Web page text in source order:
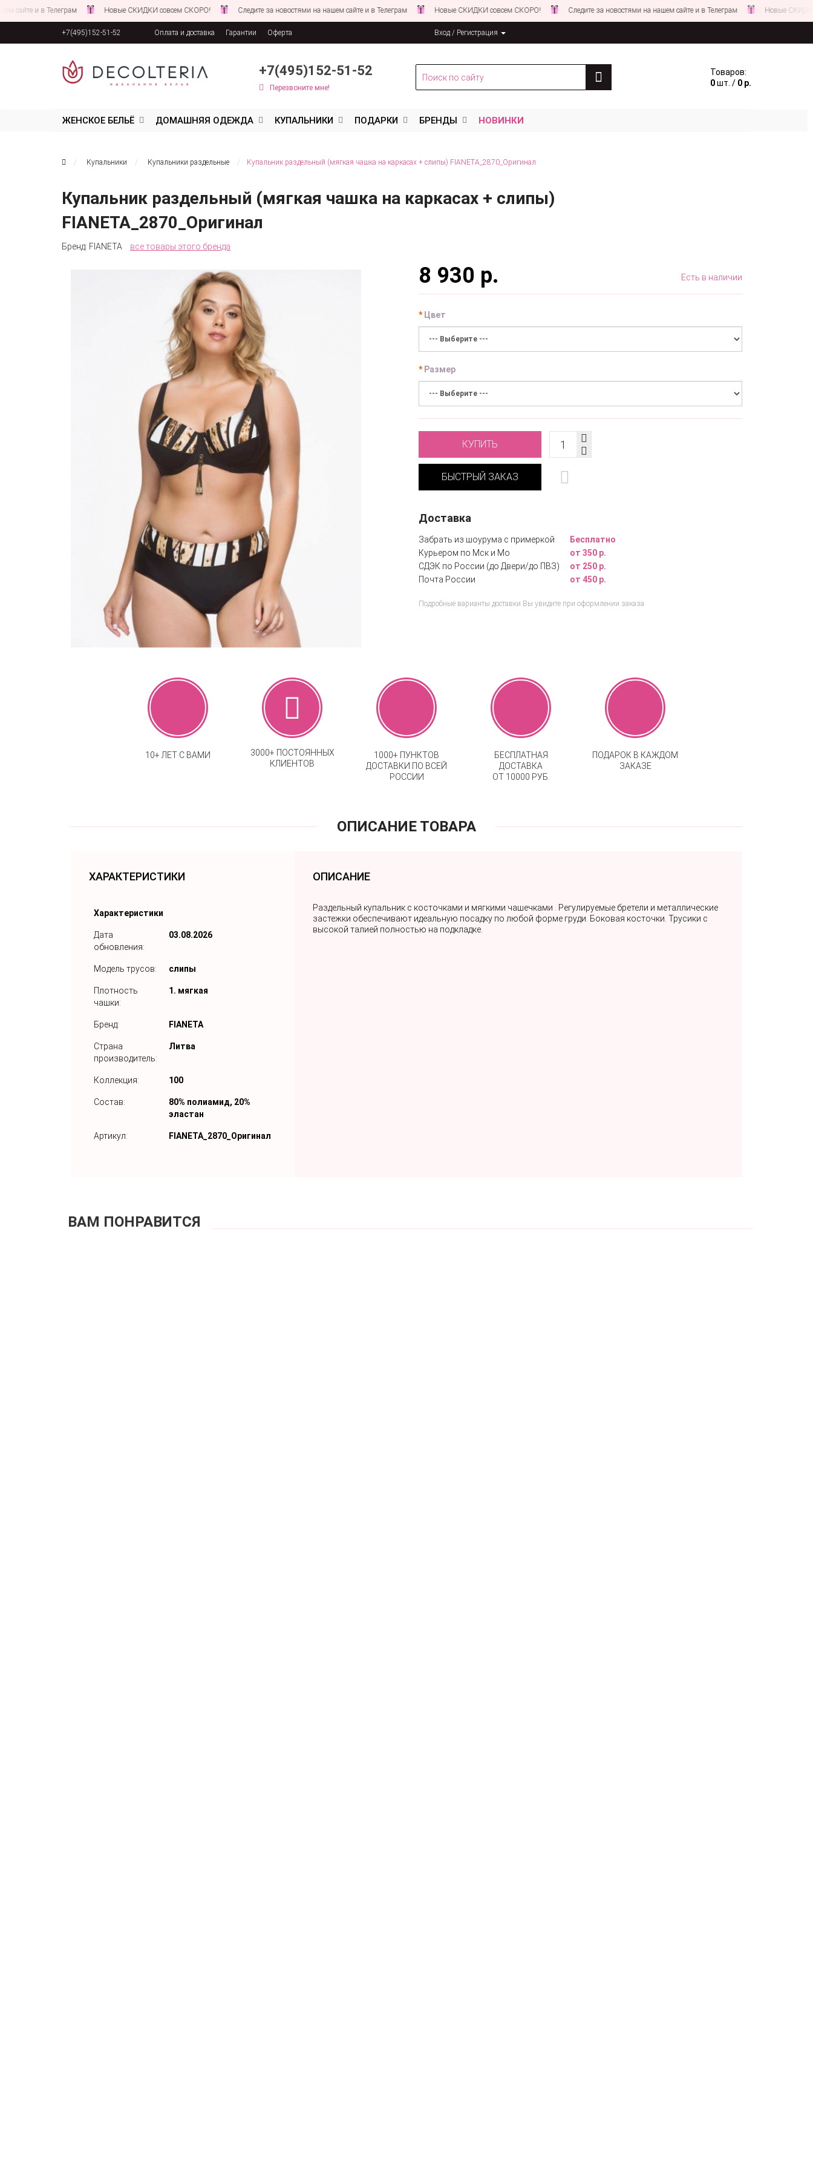
в Телеграм Новые СКИДКИ совсем СКОРО! Следите за новостями на нашем сайте и в Телеграм Новые СКИДКИ совсем СКОРО! Следите за новостями на нашем сайте и в Телеграм Новые СКИДКИ совсем
+7(495)152-51-52 Оплата и доставка Гарантии Оферта Вход / Регистрация
+7(495)152-51-52
Перезвоните мне!
Товаров:
0шт. / 0 р.
ЖЕНСКОЕ БЕЛЬЁ ДОМАШНЯЯ ОДЕЖДА КУПАЛЬНИКИ ПОДАРКИ БРЕНДЫ НОВИНКИ
Купальники Купальники раздельные Купальник раздельный (мягкая чашка на каркасах + слипы) FIANETA_2870_Оригинал
Купальник раздельный (мягкая чашка на каркасах + слипы)
FIANETA_2870_Оригинал
Бренд: FIANETA все товары этого бренда
8 930 р. Есть в наличии
Цвет
Размер
КУПИТЬ
БЫСТРЫЙ ЗАКАЗ
Доставка
Забрать из шоурума с примеркой
Бесплатно
Курьером по Мск и Мо
от 350 р.
СДЭК по России (до Двери/до ПВЗ)
от 250 р.
Почта России
от 450 р.
Подробные варианты доставки Вы увидите при оформлении заказа
10+ ЛЕТ С ВАМИ
3000+ ПОСТОЯННЫХ
КЛИЕНТОВ
1000+ ПУНКТОВ
ДОСТАВКИ ПО ВСЕЙ
РОССИИ
БЕСПЛАТНАЯ
ДОСТАВКА
ОТ 10000 РУБ.
ПОДАРОК В КАЖДОМ
ЗАКАЗЕ
ОПИСАНИЕ ТОВАРА
ХАРАКТЕРИСТИКИ
Характеристики
Дата
обновления:
03.08.2026
Модель трусов: слипы
Плотность
чашки:
1. мягкая
Бренд: FIANETA
Страна
производитель:
Литва
Коллекция: 100
Состав:
80% полиамид, 20%
эластан
Артикул: FIANETA_2870_Оригинал
ОПИСАНИЕ
Раздельный купальник с косточками и мягкими чашечками . Регулируемые бретели и металлические
застежки обеспечивают идеальную посадку по любой форме груди. Боковая косточки. Трусики с
высокой талией полностью на подкладке.
ВАМ ПОНРАВИТСЯ